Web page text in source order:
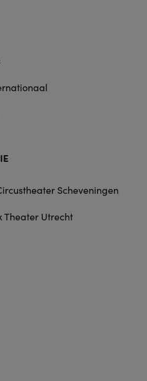
Scheveningen
Theater Utrecht